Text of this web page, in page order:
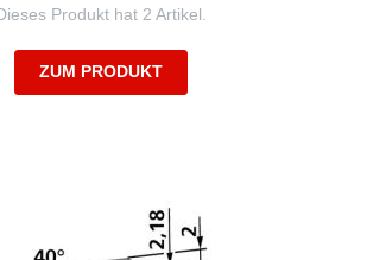
Produkt hat 2 Artikel.
ZUM PRODUKT